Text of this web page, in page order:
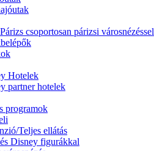
csoportosan párizsi városnézéssel
Hotelek
partner hotelek
programok
Teljes ellátás
Disney figurákkal